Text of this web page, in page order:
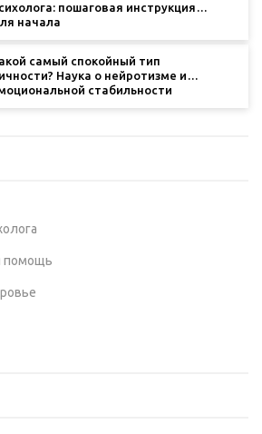
пошаговая инструкция
начала
самый спокойный тип
Наука о нейротизме и
стабильности
помощь